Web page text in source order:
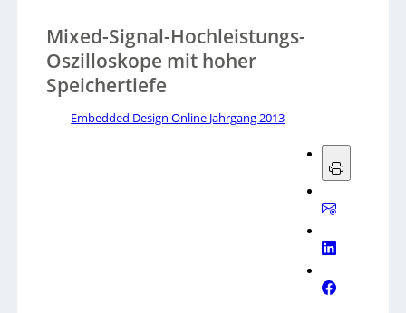
Mixed-Signal-Hochleistungs-
Oszilloskope mit hoher
Speichertiefe
Embedded Design Online Jahrgang 2013